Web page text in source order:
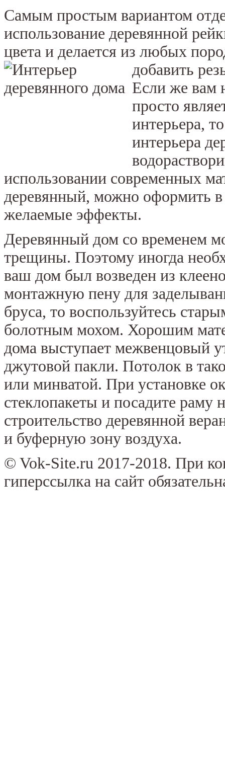
Самым простым вариантом
использование деревянной
цвета и делается из любых
добавить
Если же вам
просто
интерьера,
интерьера
использовании современных
деревянный, можно оформить
желаемые эффекты.
Деревянный дом со временем
трещины. Поэтому иногда
ваш дом был возведен из
монтажную пену для
бруса, то воспользуйтесь
болотным мохом. Хорошим
дома выступает межвенцовый
джутовой пакли. Потолок в
или минватой. При установке
стеклопакеты и посадите раму
строительство деревянной
и буферную зону воздуха.
© Vok-Site.ru 2017-2018. При
гиперссылка на сайт